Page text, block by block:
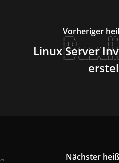
Vorheriger
Linux Server
Nächster